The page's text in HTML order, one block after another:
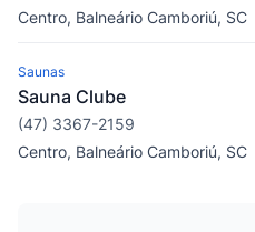
Centro, Balneário Camboriú, SC
Saunas
Sauna Clube
(47) 3367-2159
Centro, Balneário Camboriú, SC